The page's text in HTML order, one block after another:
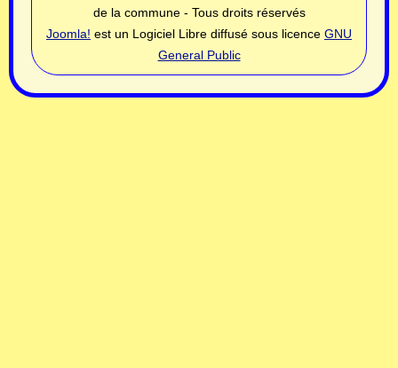
de la commune - Tous droits réservés
Joomla! est un Logiciel Libre diffusé sous licence GNU
General Public